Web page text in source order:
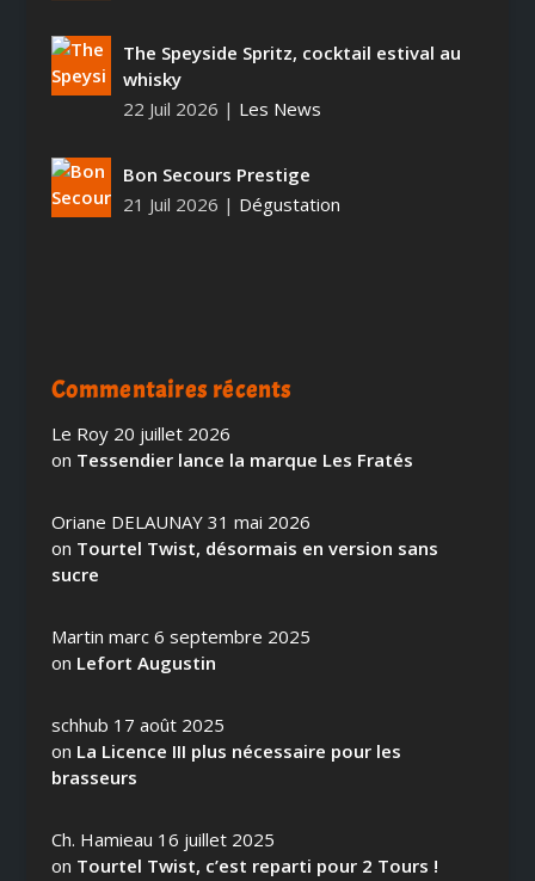
The Speyside Spritz, cocktail estival au
whisky
22 Juil 2026 | Les News
Bon Secours Prestige
21 Juil 2026 | Dégustation
Commentaires récents
Le Roy 20 juillet 2026
on Tessendier lance la marque Les Fratés
Oriane DELAUNAY 31 mai 2026
on Tourtel Twist, désormais en version sans
sucre
Martin marc 6 septembre 2025
on Lefort Augustin
schhub 17 août 2025
on La Licence III plus nécessaire pour les
brasseurs
Ch. Hamieau 16 juillet 2025
on Tourtel Twist, c’est reparti pour 2 Tours !